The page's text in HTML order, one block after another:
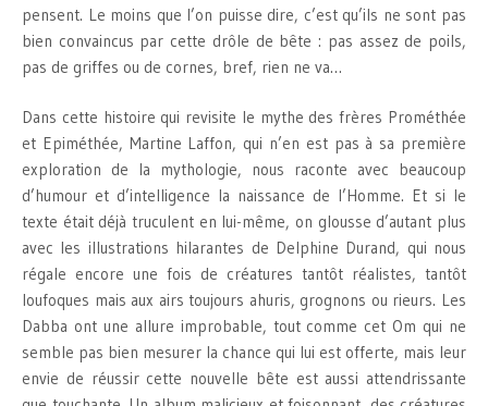
pensent. Le moins que l’on puisse dire, c’est qu’ils ne sont pas
bien convaincus par cette drôle de bête : pas assez de poils,
pas de griffes ou de cornes, bref, rien ne va…
Dans cette histoire qui revisite le mythe des frères Prométhée
et Epiméthée, Martine Laffon, qui n’en est pas à sa première
exploration de la mythologie, nous raconte avec beaucoup
d’humour et d’intelligence la naissance de l’Homme. Et si le
texte était déjà truculent en lui-même, on glousse d’autant plus
avec les illustrations hilarantes de Delphine Durand, qui nous
régale encore une fois de créatures tantôt réalistes, tantôt
loufoques mais aux airs toujours ahuris, grognons ou rieurs. Les
Dabba ont une allure improbable, tout comme cet Om qui ne
semble pas bien mesurer la chance qui lui est offerte, mais leur
envie de réussir cette nouvelle bête est aussi attendrissante